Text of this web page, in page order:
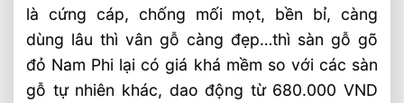
là cứng cáp, chống mối mọt, bền bỉ, càng
dùng lâu thì vân gỗ càng đẹp…thì sàn gỗ gõ
đỏ Nam Phi lại có giá khá mềm so với các sàn
gỗ tự nhiên khác, dao động từ 680.000 VND